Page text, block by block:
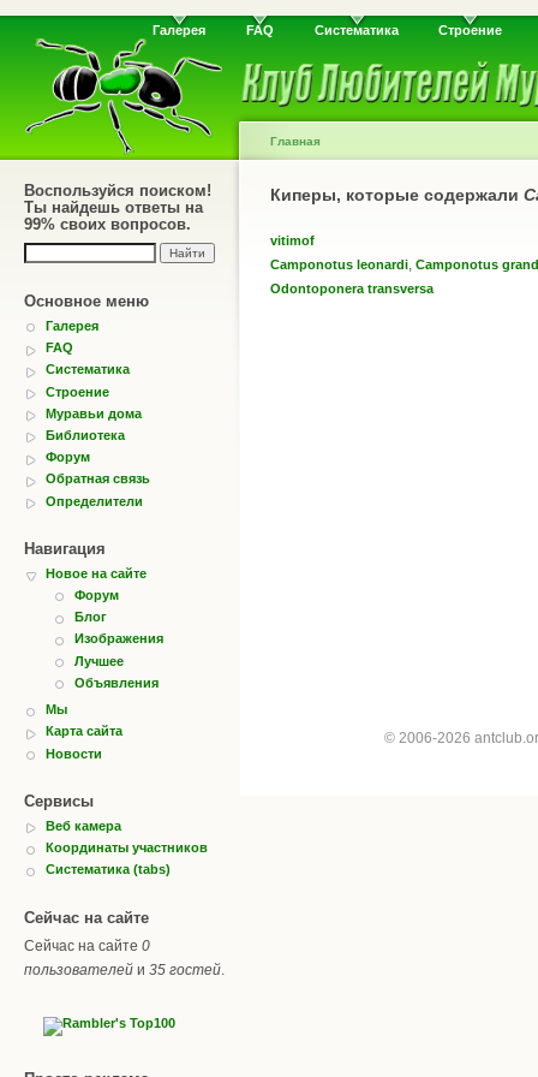
Галерея FAQ Систематика Строение
Воспользуйся поиском!
Ты найдешь ответы на
99% своих вопросов.
Основное меню
Галерея
FAQ
Систематика
Строение
Муравьи дома
Библиотека
Форум
Обратная связь
Определители
Навигация
Новое на сайте
Форум
Блог
Изображения
Лучшее
Объявления
Мы
Карта сайта
Новости
Сервисы
Веб камера
Координаты участников
Систематика (tabs)
Сейчас на сайте
Сейчас на сайте 0
пользователей и 35 гостей
Главная
Киперы, которые содержали
vitimof
Camponotus leonardi, Camponotus
Odontoponera transversa
© 2006-2026